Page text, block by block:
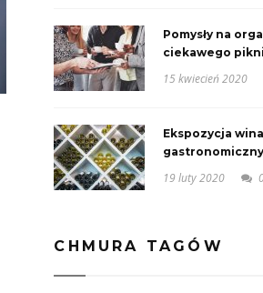
Pomysły na
ciekawego
15 kwiecień 2020
Ekspozycja
19 luty 2020
CHMURA TAGÓW